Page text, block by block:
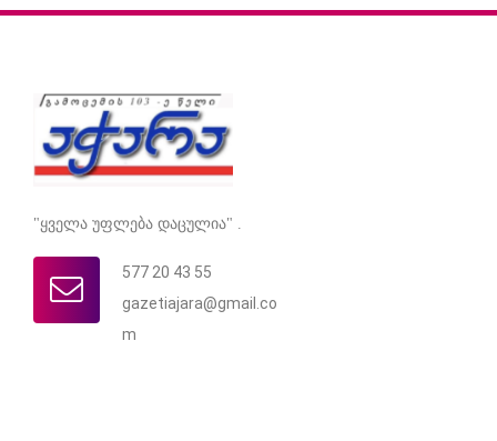
"ყველა უფლება დაცულია" .
577 20 43 55
gazetiajara@gmail.co
m